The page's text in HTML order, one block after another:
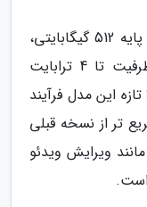
در بخش ذخیره سازی، علاوه بر نسخه پایه 512 گیگابایتی،
امکان سفارش مک بوک ایر M5 با ظرفیت تا 4 ترابایت
فراهم شده است. اپل اعلام نموده SSD تازه این مدل فرآیند
تر از نسخه قبلی
ویرایش ویدئو
است.